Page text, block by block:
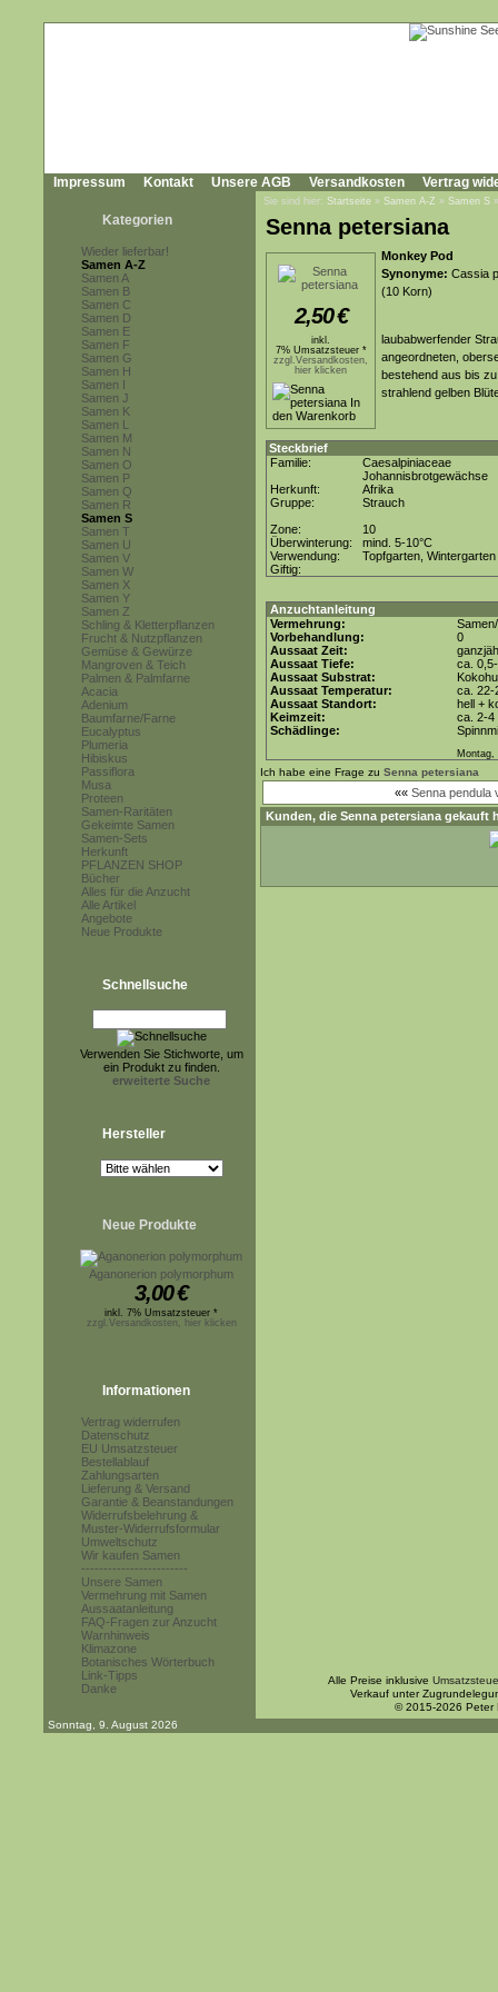
Impressum Kontakt Unsere AGB Versandkosten Vertrag
Kategorien
Wieder lieferbar!
Samen A-Z
Samen A
Samen B
Samen C
Samen D
Samen E
Samen F
Samen G
Samen H
Samen I
Samen J
Samen K
Samen L
Samen M
Samen N
Samen O
Samen P
Samen Q
Samen R
Samen S
Samen T
Samen U
Samen V
Samen W
Samen X
Samen Y
Samen Z
Schling & Kletterpflanzen
Frucht & Nutzpflanzen
Gemüse & Gewürze
Mangroven & Teich
Palmen & Palmfarne
Acacia
Adenium
Baumfarne/Farne
Eucalyptus
Plumeria
Hibiskus
Passiflora
Musa
Proteen
Samen-Raritäten
Gekeimte Samen
Samen-Sets
Herkunft
PFLANZEN SHOP
Bücher
Alles für die Anzucht
Alle Artikel
Angebote
Neue Produkte
Schnellsuche
Verwenden Sie Stichworte, um
ein Produkt zu finden.
erweiterte Suche
Hersteller
Neue Produkte
Aganonerion polymorphum
3,00€
inkl. 7% Umsatzsteuer *
zzgl.Versandkosten, hier klicken
Informationen
Vertrag widerrufen
Datenschutz
EU Umsatzsteuer
Bestellablauf
Zahlungsarten
Lieferung & Versand
Garantie & Beanstandungen
Widerrufsbelehrung &
Muster-Widerrufsformular
Umweltschutz
Wir kaufen Samen
------------------------
Unsere Samen
Vermehrung mit Samen
Aussaatanleitung
FAQ-Fragen zur Anzucht
Warnhinweis
Klimazone
Botanisches Wörterbuch
Link-Tipps
Danke
Sie sind hier: Startseite » Samen A-Z » Samen S
Senna petersiana
2,50€
inkl.
7% Umsatzsteuer *
zzgl.Versandkosten,
hier klicken
Monkey Pod
Synonyme: Cassia
(10 Korn)
laubabwerfender
angeordneten,
bestehend aus bis
strahlend gelben
Steckbrief
Familie:
Caesalpiniaceae
Johannisbrotgewächse
Herkunft:
Afrika
Gruppe:
Strauch
Zone:
10
Überwinterung:
mind. 5-10°C
Verwendung:
Topfgarten, Wintergarten
Giftig:
Anzuchtanleitung
Vermehrung:
Vorbehandlung:
0
Aussaat Zeit:
Aussaat Tiefe:
ca.
Aussaat Substrat:
Aussaat Temperatur:
ca. 22-
Aussaat Standort:
hell +
Keimzeit:
ca. 2-4
Schädlinge:
Montag,
Ich habe eine Frage zu Senna petersiana
«« Senna pendula
Kunden, die Senna petersiana gekauft
Alle Preise inklusive
Verkauf unter
© 2015-2026 Peter
Sonntag, 9. August 2026